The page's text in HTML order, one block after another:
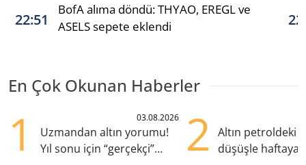
22:51
BofA alıma döndü: THYAO, EREGL ve
ASELS sepete eklendi
En Çok Okunan Haberler
1 03.08.2026
Uzmandan altın yorumu!
Yıl sonu için “gerçekçi”
2
Altın petroldeki
düşüşle haftaya